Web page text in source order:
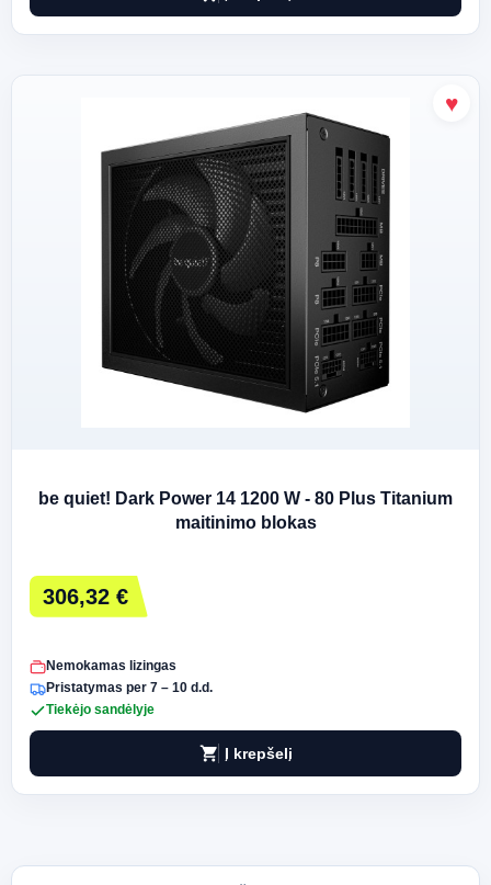
be quiet! Dark Power 14 1200 W - 80 Plus Titanium
maitinimo blokas
306,32 €
Nemokamas lizingas
Pristatymas per 7 – 10 d.d.
Tiekėjo sandėlyje
shopping_cart Į krepšelį